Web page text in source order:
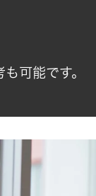
可能です。